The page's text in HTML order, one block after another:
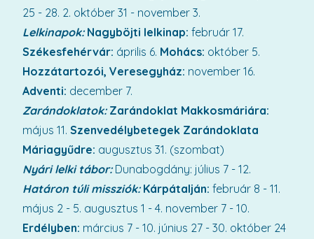
25 - 28. 2. október 31 - november 3.
Lelkinapok: Nagyböjti lelkinap: február 17.
Székesfehérvár: április 6. Mohács: október 5.
Hozzátartozói, Veresegyház: november 16.
Adventi: december 7.
Zarándoklatok: Zarándoklat Makkosmáriára:
május 11. Szenvedélybetegek Zarándoklata
Máriagyűdre: augusztus 31. (szombat)
Nyári lelki tábor:Dunabogdány: július 7 - 12.
Határon túli missziók: Kárpátalján: február 8 - 11.
május 2 - 5. augusztus 1 - 4. november 7 - 10.
Erdélyben: március 7 - 10. június 27 - 30. október 24